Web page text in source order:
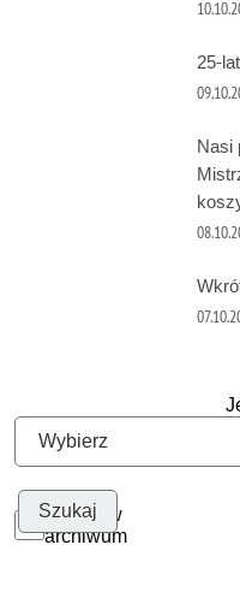
25-
Nasi
Szukaj w
archiwum